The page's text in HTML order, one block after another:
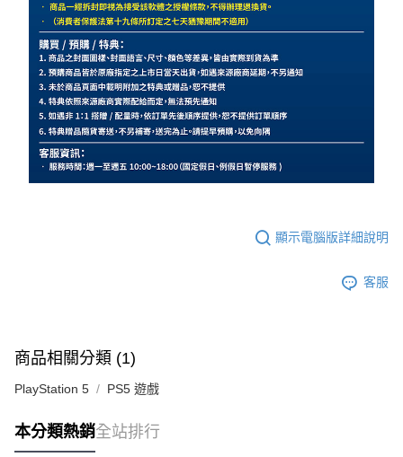
顯示電腦版詳細說明
客服
商品相關分類 (1)
PlayStation 5 PS5 遊戲
本分類熱銷全站排行